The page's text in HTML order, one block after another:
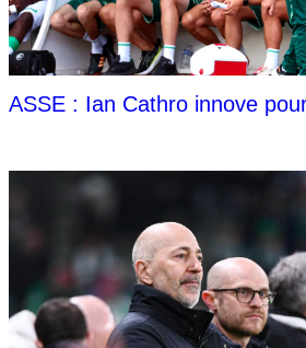
ASSE : Ian Cathro innove